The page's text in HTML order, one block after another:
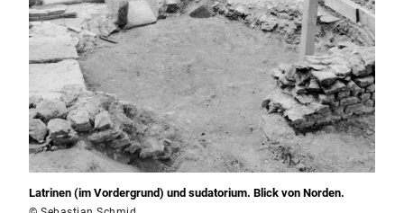
Latrinen (im Vordergrund) und sudatorium. Blick von Norden.